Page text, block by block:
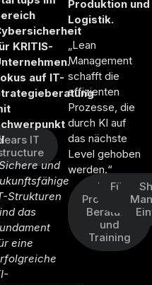
IT
KRITIS-
auf IT-
und
Strukturen
das
eine
Produktion und
Logistik.
„Lean
Management
schafft die
effizienten
Prozesse, die
durch KI auf
das nächste
Level gehoben
werden.“
Lean
Production
Beratung
und
Training